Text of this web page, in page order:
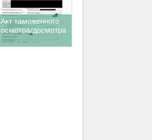
Акт таможенного
осмотра/досмотра